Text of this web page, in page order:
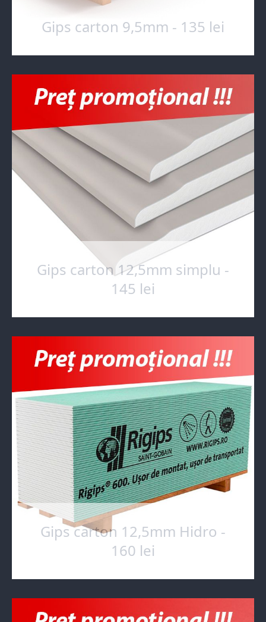
Gips carton 9,5mm - 135 lei
Gips carton 12,5mm simplu -
145 lei
Gips carton 12,5mm Hidro -
160 lei